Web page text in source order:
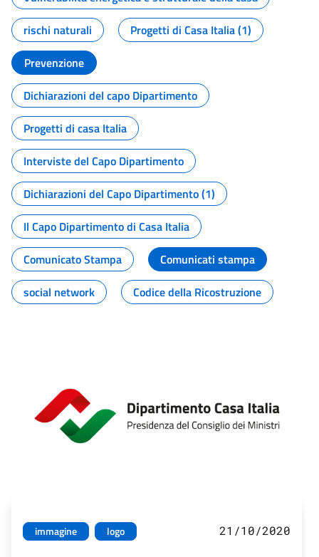
rischi naturali
Progetti di Casa Italia (1)
Prevenzione
Dichiarazioni del capo Dipartimento
Progetti di casa Italia
Interviste del Capo Dipartimento
Dichiarazioni del Capo Dipartimento (1)
Il Capo Dipartimento di Casa Italia
Comunicato Stampa
Comunicati stampa
social network
Codice della Ricostruzione
immagine logo 21/10/2020